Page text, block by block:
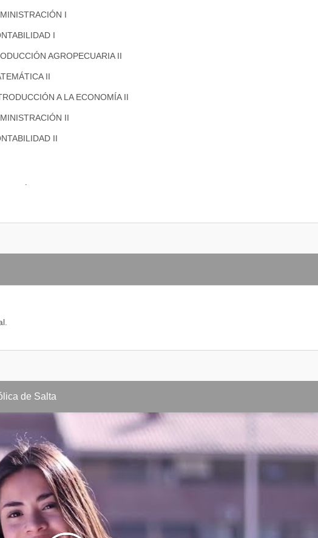
I
I
AGROPECUARIA II
II
A LA ECONOMÍA II
II
II
SOCIAL DE LA IGLESIA
Y PRESUPUESTOS
I
TRIBUTARIO
FINANCIERA I
de Salta